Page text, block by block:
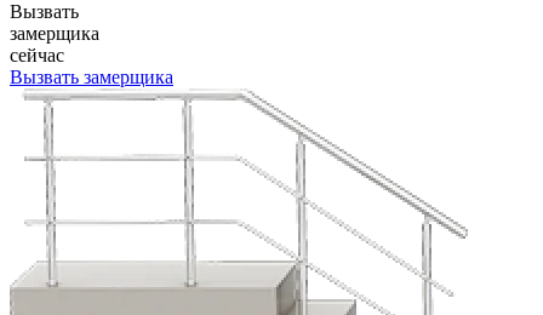
Вызвать
замерщика
сейчас
Вызвать замерщика